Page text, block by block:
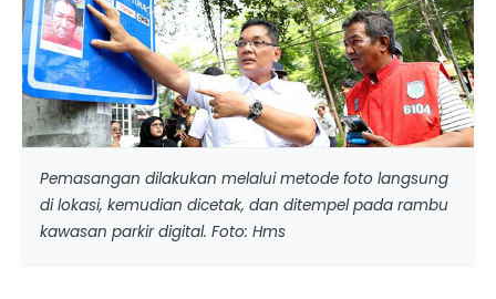
Pemasangan dilakukan melalui metode foto langsung
di lokasi, kemudian dicetak, dan ditempel pada rambu
kawasan parkir digital. Foto: Hms